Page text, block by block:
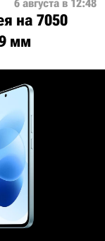
6 августа в 12:48
на 7050
мм